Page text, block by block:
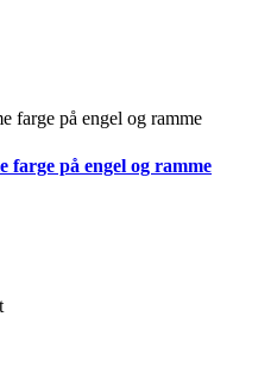
farge på engel og ramme